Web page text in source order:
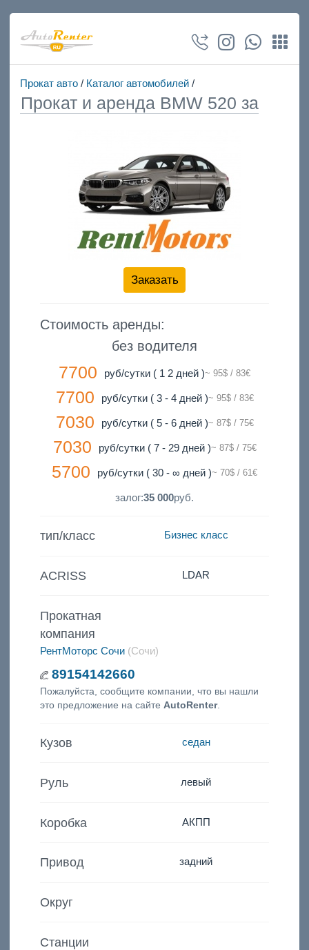
Прокат авто/ Каталог автомобилей/
Прокат и аренда BMW 520 за
Заказать
Стоимость аренды:
без водителя
7700 руб/сутки ( 1 2 дней )~ 95$ / 83€
7700 руб/сутки ( 3 - 4 дней )~ 95$ / 83€
7030 руб/сутки ( 5 - 6 дней )~ 87$ / 75€
7030 руб/сутки ( 7 - 29 дней )~ 87$ / 75€
5700 руб/сутки ( 30 - ∞ дней )~ 70$ / 61€
залог:35 000руб.
тип/класс Бизнес класс
ACRISS LDAR
Прокатная
компания
РентМоторс Сочи(Сочи)
89154142660
Пожалуйста, сообщите компании, что вы нашли
это предложение на сайте AutoRenter.
Кузов седан
Руль левый
Коробка АКПП
Привод задний
Округ
Станции